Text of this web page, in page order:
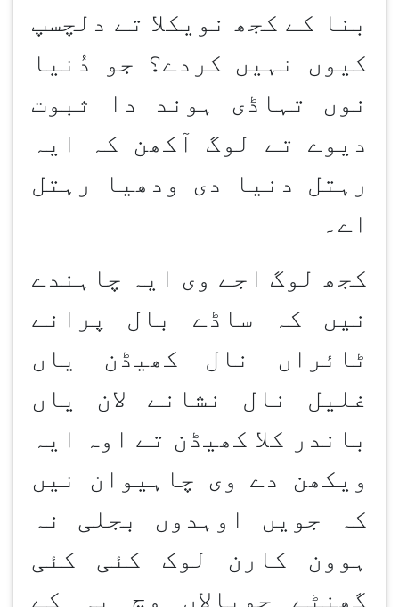
بنا کے کجھ نویکلا تے دلچسپ
کیوں نہیں کردے؟ جو دُنیا
نوں تہاڈی ہوند دا ثبوت
دیوے تے لوگ آکھن کہ ایہ
رہتل دنیا دی ودھیا رہتل
اے۔
کجھ لوگ اجے وی ایہ چاہندے
نیں کہ ساڈے بال پرانے
ٹائراں نال کھیڈن یاں
غلیل نال نشانے لان یاں
باندر کلا کھیڈن تے اوہ ایہ
ویکھن دے وی چاہیوان نیں
کہ جویں اوہدوں بجلی نہ
ہوون کارن لوک کئی کئی
گھنٹے چوپالاں وچ بہ کے